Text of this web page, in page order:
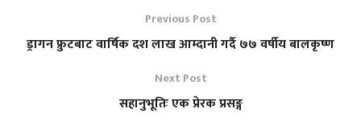
Previous Post
ड्रागन फ्रुटबाट वार्षिक दश लाख आम्दानी गर्दै ७७ वर्षीय बालकृष्ण
Next Post
सहानुभूतिः एक प्रेरक प्रसङ्ग